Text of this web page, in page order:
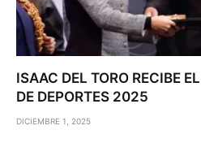
ISAAC DEL TORO RECIBE
DE DEPORTES 2025
DICIEMBRE 1, 2025